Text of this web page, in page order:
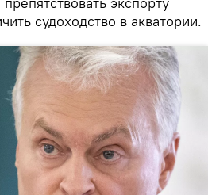
судоходство в акватории.